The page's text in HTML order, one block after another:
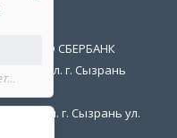
ПАО СБЕРБАНК
обл. г. Сызрань
обл. г. Сызрань ул.